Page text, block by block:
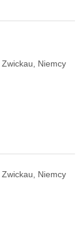
Zwickau, Niemcy
Zwickau, Niemcy